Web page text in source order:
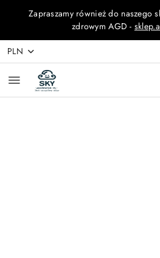
Przejdź do treści głównej
Przejdź do wyszukiwarki
Przejdź do moje konto
Przejdź do menu głównego
Przejdź do opisu produktu
Przejdź do stopki
Zapraszamy również do naszego
zdrowym AGD -
PLN